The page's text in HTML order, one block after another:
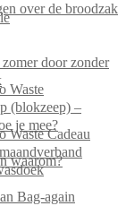
over de broodzak
door zonder
Waste
(blokzeep) –
je mee?
Waste Cadeau
waarom?
Bag-again